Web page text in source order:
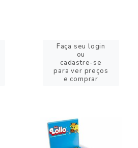
Faça seu login
ou
cadastre-se
para ver preços
e comprar